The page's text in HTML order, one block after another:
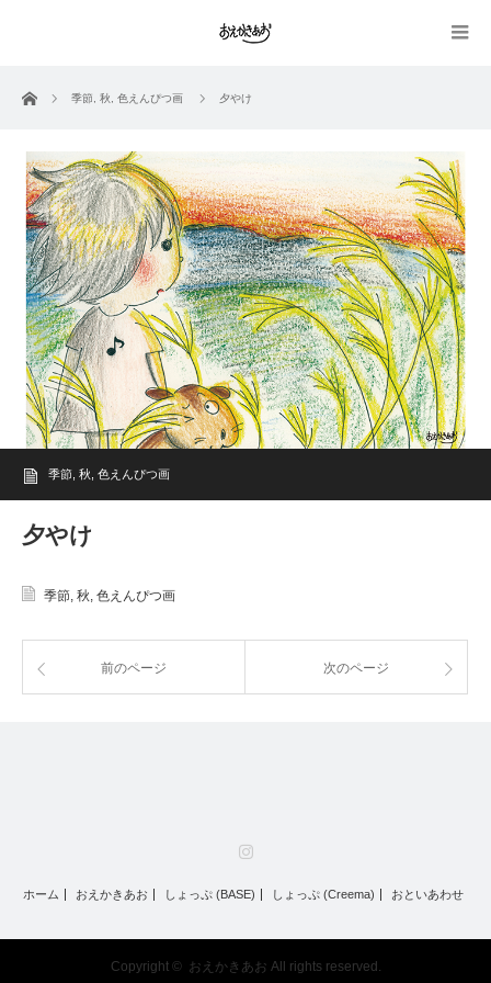
ホーム 季節 秋 色えんぴつ画 夕やけ
季節 秋 色えんぴつ画
夕やけ
季節, 秋, 色えんぴつ画
前のページ 次のページ
ホーム おえかきあお しょっぷ (BASE) しょっぷ (Creema) おといあわせ
Copyright © おえかきあお All rights reserved.